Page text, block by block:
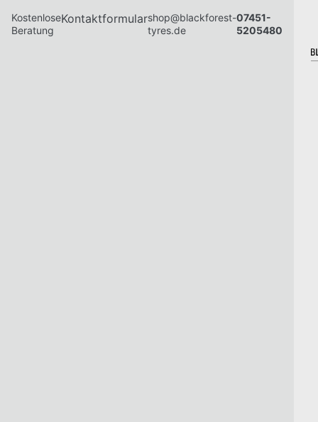
Kostenlose
Beratung
Kontaktformularshop@blackforest-
tyres.de
07451-
5205480